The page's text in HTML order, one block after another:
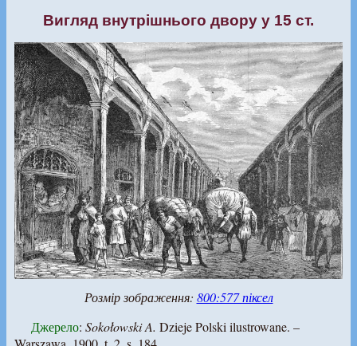
Вигляд внутрішнього двору у 15 ст.
Розмір зображення: 800:577 піксел
Джерело: Sokołowski A. Dzieje Polski ilustrowane. –